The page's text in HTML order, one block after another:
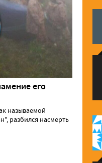
его
называемой
разбился насмерть